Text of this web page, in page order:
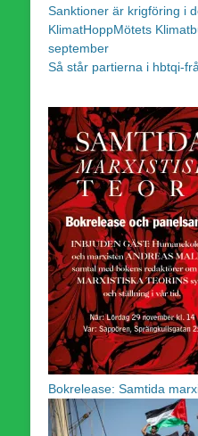
Sanktioner är krigföring i
KlimatHoppMötets
september
Så står partierna i hbtqi-
Bokrelease: Samtida